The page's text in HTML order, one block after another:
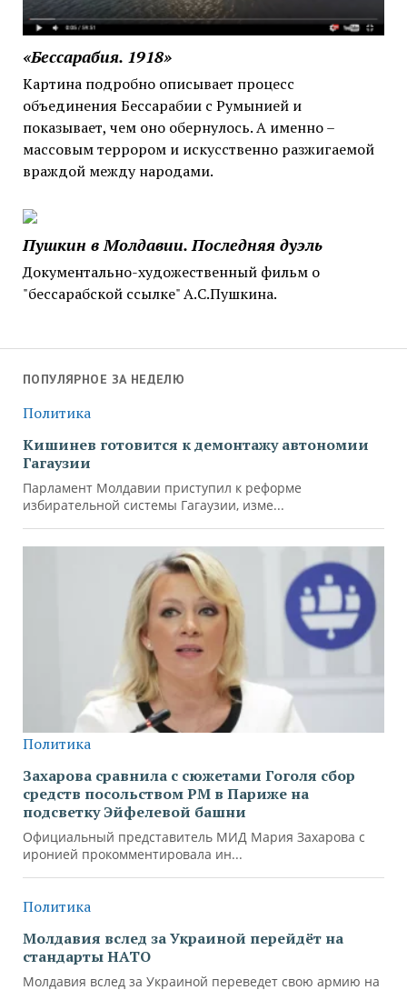
«Бессарабия. 1918»
Картина подробно описывает процесс
объединения Бессарабии с Румынией и
показывает, чем оно обернулось. А именно –
массовым террором и искусственно разжигаемой
враждой между народами.
Пушкин в Молдавии. Последняя дуэль
Документально-художественный фильм о
"бессарабской ссылке" А.С.Пушкина.
ПОПУЛЯРНОЕ ЗА НЕДЕЛЮ